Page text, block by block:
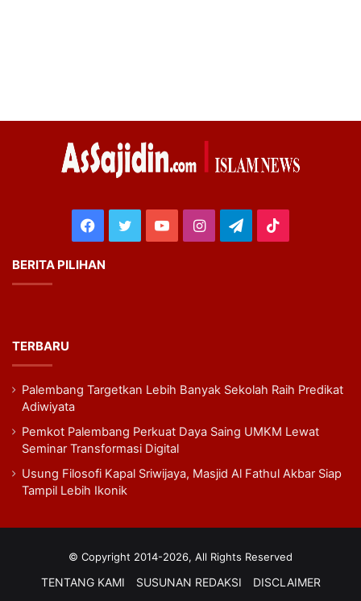
Facebook
TwitterYouTubeInstagram
Telegram
BERITA PILIHAN
TERBARU
Palembang Targetkan Lebih Banyak Sekolah Raih Predikat
Adiwiyata
Pemkot Palembang Perkuat Daya Saing UMKM Lewat
Seminar Transformasi Digital
Usung Filosofi Kapal Sriwijaya, Masjid Al Fathul Akbar Siap
Tampil Lebih Ikonik
© Copyright 2014-2026, All Rights Reserved
TENTANG KAMI SUSUNAN REDAKSI DISCLAIMER